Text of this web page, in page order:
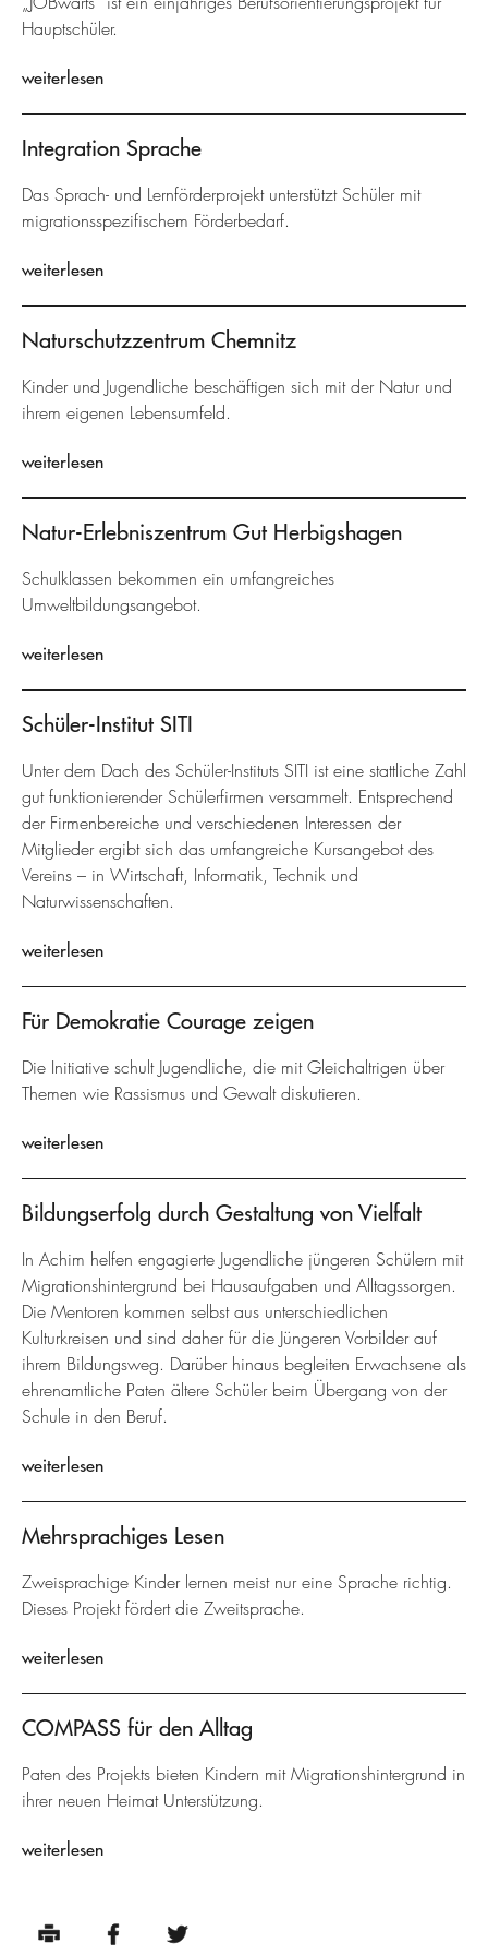
Hauptschüler.
weiterlesen
Integration Sprache
Das Sprach- und Lernförderprojekt unterstützt Schüler mit
migrationsspezifischem Förderbedarf.
weiterlesen
Naturschutzzentrum Chemnitz
Kinder und Jugendliche beschäftigen sich mit der Natur und
ihrem eigenen Lebensumfeld.
weiterlesen
Natur-Erlebniszentrum Gut Herbigshagen
Schulklassen bekommen ein umfangreiches
Umweltbildungsangebot.
weiterlesen
Schüler-Institut SITI
Unter dem Dach des Schüler-Instituts SITI ist eine stattliche Zahl
gut funktionierender Schülerfirmen versammelt. Entsprechend
der Firmenbereiche und verschiedenen Interessen der
Mitglieder ergibt sich das umfangreiche Kursangebot des
Vereins – in Wirtschaft, Informatik, Technik und
Naturwissenschaften.
weiterlesen
Für Demokratie Courage zeigen
Die Initiative schult Jugendliche, die mit Gleichaltrigen über
Themen wie Rassismus und Gewalt diskutieren.
weiterlesen
Bildungserfolg durch Gestaltung von Vielfalt
In Achim helfen engagierte Jugendliche jüngeren Schülern mit
Migrationshintergrund bei Hausaufgaben und Alltagssorgen.
Die Mentoren kommen selbst aus unterschiedlichen
Kulturkreisen und sind daher für die Jüngeren Vorbilder auf
ihrem Bildungsweg. Darüber hinaus begleiten Erwachsene als
ehrenamtliche Paten ältere Schüler beim Übergang von der
Schule in den Beruf.
weiterlesen
Mehrsprachiges Lesen
Zweisprachige Kinder lernen meist nur eine Sprache richtig.
Dieses Projekt fördert die Zweitsprache.
weiterlesen
COMPASS für den Alltag
Paten des Projekts bieten Kindern mit Migrationshintergrund in
ihrer neuen Heimat Unterstützung.
weiterlesen